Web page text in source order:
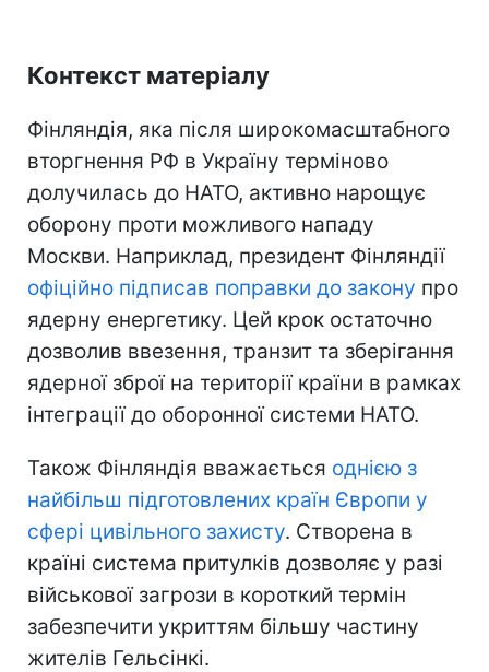
Контекст матеріалу
Фінляндія, яка після широкомасштабного
вторгнення РФ в Україну терміново
долучилась до НАТО, активно нарощує
оборону проти можливого нападу
Москви. Наприклад, президент Фінляндії
офіційно підписав поправки до закону про
ядерну енергетику. Цей крок остаточно
дозволив ввезення, транзит та зберігання
ядерної зброї на території країни в рамках
інтеграції до оборонної системи НАТО.
Також Фінляндія вважається однією з
найбільш підготовлених країн Європи у
сфері цивільного захисту. Створена в
країні система притулків дозволяє у разі
військової загрози в короткий термін
забезпечити укриттям більшу частину
жителів Гельсінкі.